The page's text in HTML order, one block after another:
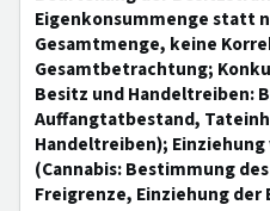
Eigenkonsummenge statt
Gesamtmenge, keine
Gesamtbetrachtung;
Besitz und Handeltreiben:
Auffangtatbestand,
Handeltreiben);
(Cannabis: Bestimmung
Freigrenze, Einziehung